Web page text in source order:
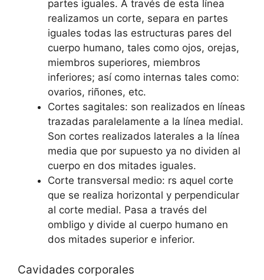
partes iguales. A través de esta línea
realizamos un corte, separa en partes
iguales todas las estructuras pares del
cuerpo humano, tales como ojos, orejas,
miembros superiores, miembros
inferiores; así como internas tales como:
ovarios, riñones, etc.
Cortes sagitales: son realizados en líneas
trazadas paralelamente a la línea medial.
Son cortes realizados laterales a la línea
media que por supuesto ya no dividen al
cuerpo en dos mitades iguales.
Corte transversal medio: rs aquel corte
que se realiza horizontal y perpendicular
al corte medial. Pasa a través del
ombligo y divide al cuerpo humano en
dos mitades superior e inferior.
Cavidades corporales